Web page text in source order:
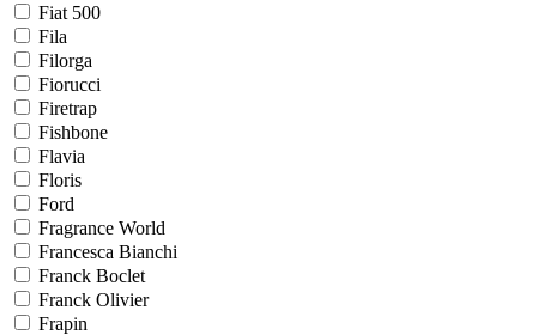
Fiat 500
Fila
Filorga
Fiorucci
Firetrap
Fishbone
Flavia
Floris
Ford
Fragrance World
Francesca Bianchi
Franck Boclet
Franck Olivier
Frapin